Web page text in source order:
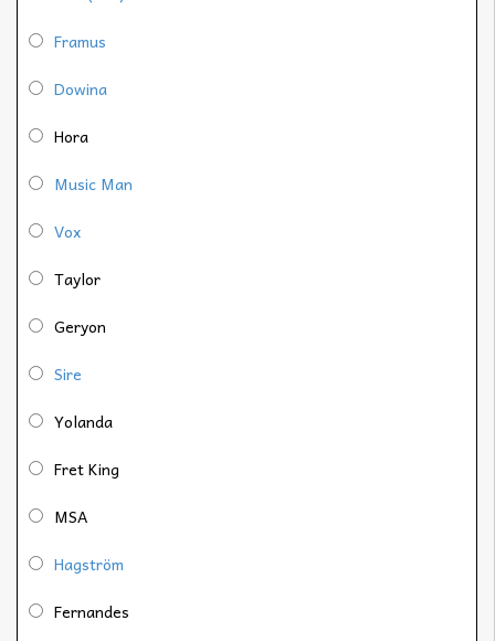
Framus
Dowina
Hora
Music Man
Vox
Taylor
Geryon
Sire
Yolanda
Fret King
MSA
Hagström
Fernandes